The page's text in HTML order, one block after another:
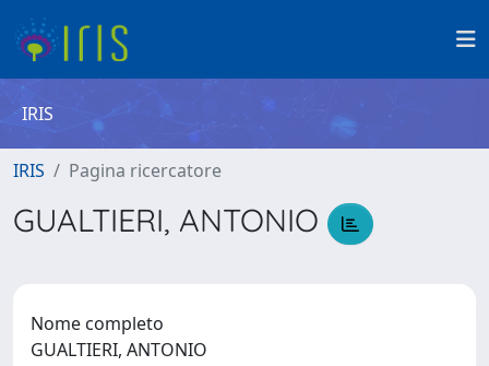
IRIS
IRIS Pagina ricercatore
GUALTIERI, ANTONIO
Nome completo
GUALTIERI, ANTONIO